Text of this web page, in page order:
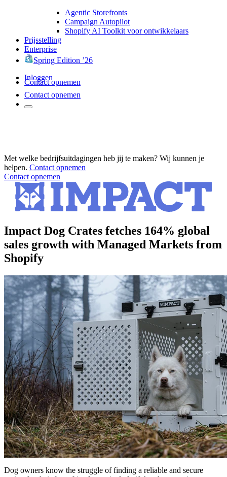
Agentic Storefronts
Campaign Autopilot
Shopify AI Toolkit voor ontwikkelaars
Prijsstelling
Enterprise
Spring Edition ’26
Inloggen
Contact opnemen
Contact opnemen
Met welke bedrijfsuitdagingen heb jij te maken? Wij kunnen je
helpen. Contact opnemen
Contact opnemen
Impact Dog Crates fetches 164% global
sales growth with Managed Markets from
Shopify
Dog owners know the struggle of finding a reliable and secure